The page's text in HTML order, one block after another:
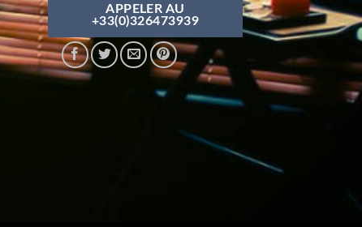
APPELER AU
+33(0)326473939